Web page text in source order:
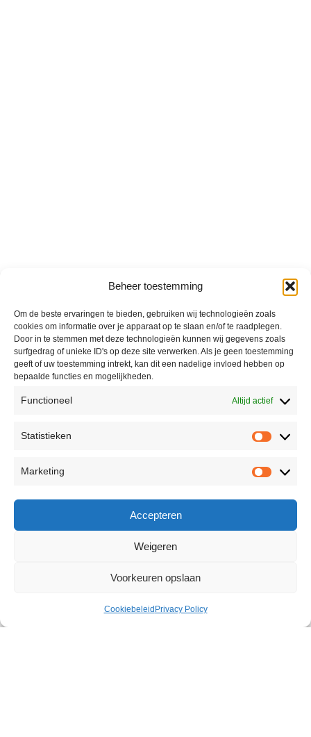
Beheer toestemming
Om de beste ervaringen te bieden, gebruiken wij technologieën zoals
cookies om informatie over je apparaat op te slaan en/of te raadplegen.
Door in te stemmen met deze technologieën kunnen wij gegevens zoals
surfgedrag of unieke ID's op deze site verwerken. Als je geen toestemming
geeft of uw toestemming intrekt, kan dit een nadelige invloed hebben op
bepaalde functies en mogelijkheden.
Functioneel Altijd actief
Statistieken
Marketing
Accepteren
Weigeren
Voorkeuren opslaan
Cookiebeleid Privacy Policy